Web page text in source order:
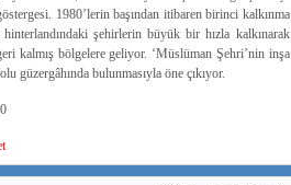
1980’lerin başından itibaren birinci kalkınma
şehirlerin büyük bir hızla kalkınarak
kalmış bölgelere geliyor. ‘Müslüman Şehri’nin inşa
güzergâhında bulun­masıyla öne çıkıyor.